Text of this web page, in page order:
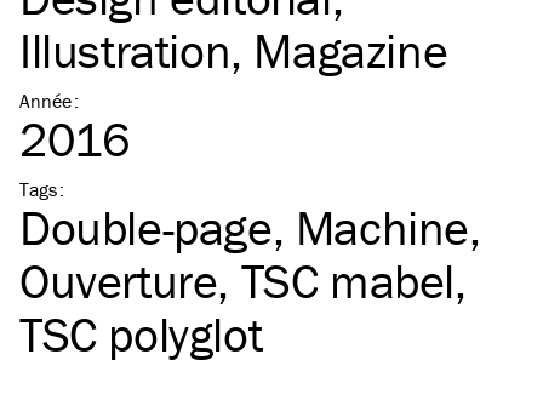
Illustration Magazine
Année:
2016
Tags:
Double-page Machine
Ouverture TSCmabel
TSCpolyglot